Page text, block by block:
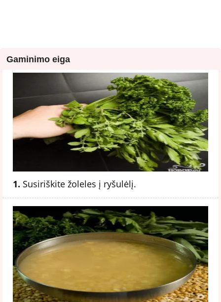
Gaminimo eiga
1. Susiriškite žoleles į ryšulėlį.